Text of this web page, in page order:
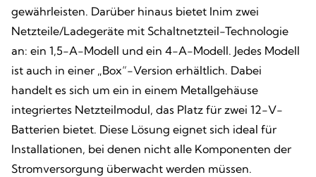
gewährleisten. Darüber hinaus bietet Inim zwei
Netzteile/Ladegeräte mit Schaltnetzteil-Technologie
an: ein 1,5-A-Modell und ein 4-A-Modell. Jedes Modell
ist auch in einer „Box“-Version erhältlich. Dabei
handelt es sich um ein in einem Metallgehäuse
integriertes Netzteilmodul, das Platz für zwei 12-V-
Batterien bietet. Diese Lösung eignet sich ideal für
Installationen, bei denen nicht alle Komponenten der
Stromversorgung überwacht werden müssen.